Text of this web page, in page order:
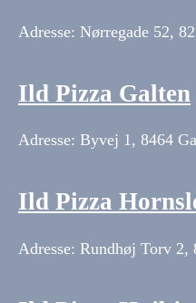
Adresse: Nørregade 52,
Ild Pizza Galten
Adresse: Byvej 1, 8464
Ild Pizza
Adresse: Rundhøj Torv 2,